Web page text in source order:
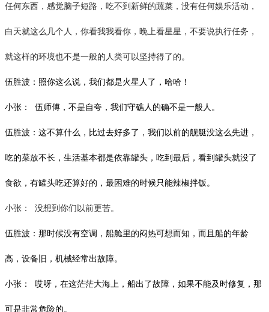
任何东西，感觉脑子短路，吃不到新鲜的蔬菜，没有任何娱乐活动，
白天就这么几个人，你看我我看你，晚上看星星，不要说执行任务，
就这样的环境也不是一般的人类可以坚持得了的。
伍胜波：照你这么说，我们都是火星人了，哈哈！
小张： 伍师傅，不是自夸，我们守礁人的确不是一般人。
伍胜波：这不算什么，比过去好多了，我们以前的舰艇没这么先进，
吃的菜放不长，生活基本都是依靠罐头，吃到最后，看到罐头就没了
食欲，有罐头吃还算好的，最困难的时候只能辣椒拌饭。
小张： 没想到你们以前更苦。
伍胜波：那时候没有空调，船舱里的闷热可想而知，而且船的年龄
高，设备旧，机械经常出故障。
小张： 哎呀，在这茫茫大海上，船出了故障，如果不能及时修复，那
可是非常危险的。